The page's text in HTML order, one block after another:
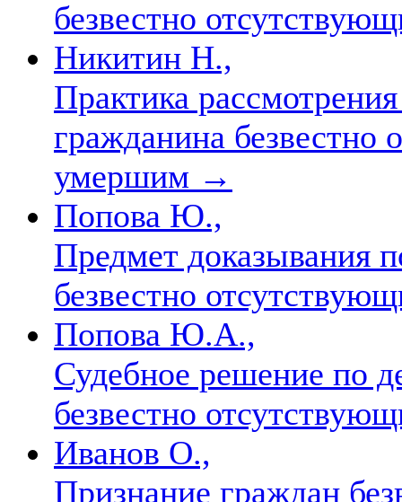
безвестно
Никитин Н.,
Практика
гражданина безвестно
умершим →
Попова Ю.,
Предмет доказывания
безвестно
Попова Ю.А.,
Судебное решение по
безвестно
Иванов О.,
Признание граждан